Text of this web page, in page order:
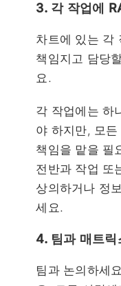
3. 각 작업에
차트에 있는 각
책임지고 담당
요.
각 작업에는 하
야 하지만, 모
책임을 맡을 필
전반과 작업 또
상의하거나 정
세요.
4. 팀과 매트릭
팀과 논의하세